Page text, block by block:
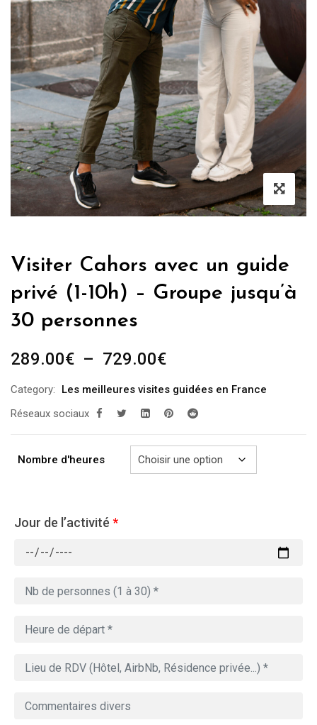
Visiter Cahors avec un guide
privé (1-10h) – Groupe jusqu’à
30 personnes
289.00€ – 729.00€Plage
prix :
289.00€
729.00€
Category:
Les meilleures visites guidées en France
Réseaux sociaux
Nombre d'heures
Jour de l’activité *